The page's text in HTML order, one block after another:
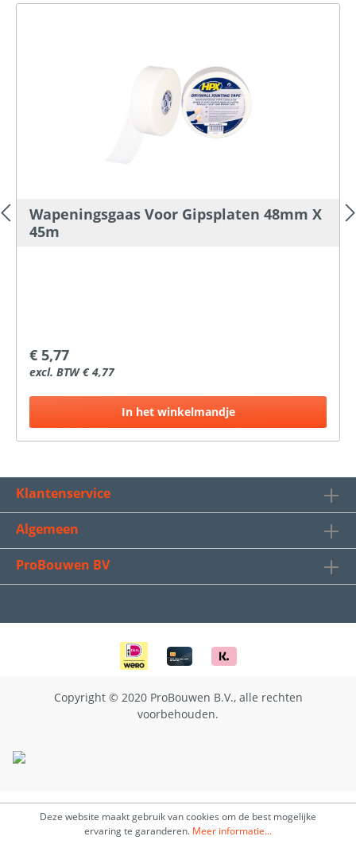
Wapeningsgaas Voor Gipsplaten 48mm X
45m
€ 5,77
excl. BTW € 4,77
In het winkelmandje
Klantenservice
Algemeen
ProBouwen BV
Copyright © 2020 ProBouwen B.V., alle rechten
voorbehouden.
Deze website maakt gebruik van cookies om de best mogelijke
ervaring te garanderen. Meer informatie...